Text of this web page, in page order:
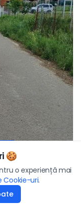
Aplică
🍪
o experiență mai
Cookie-uri.